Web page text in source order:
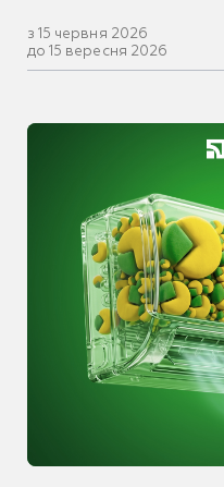
з 15 червня 2026
до 15 вересня 2026